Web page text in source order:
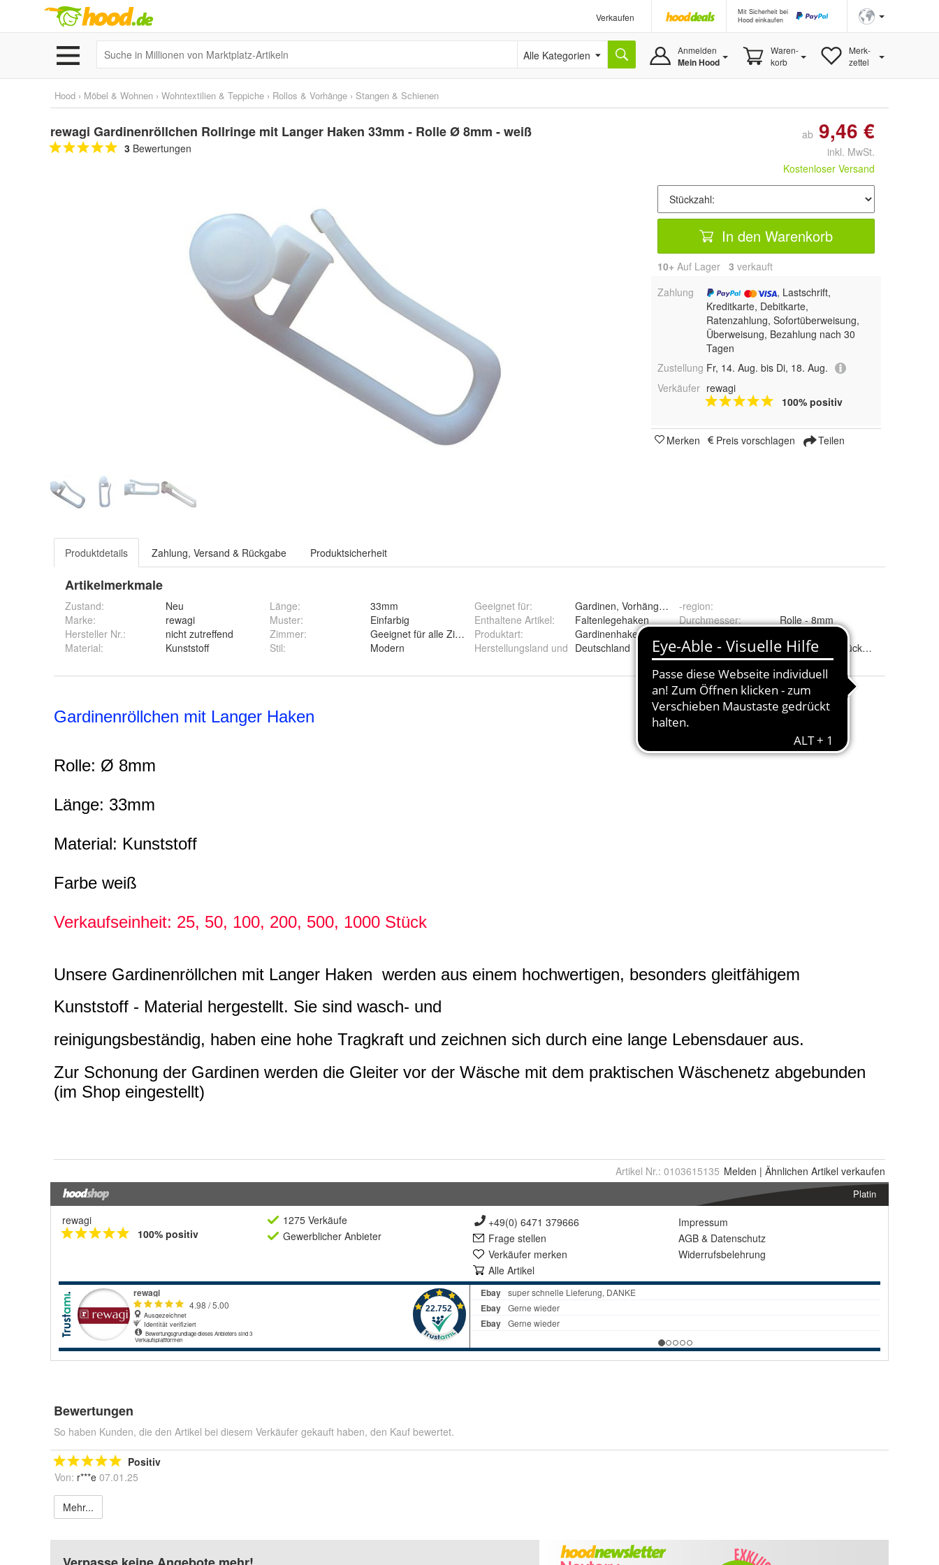
Verkaufen
Mit Sicherheit bei
Hood einkaufen
Alle Kategorien Anmelden
Mein Hood
Waren-
korb
Merk-
zettel
Hood › Möbel & Wohnen › Wohntextilien & Teppiche › Rollos & Vorhänge › Stangen & Schienen
rewagi Gardinenröllchen Rollringe mit Langer Haken 33mm - Rolle Ø 8mm - weiß
3 Bewertungen
ab 9,46 €
inkl. MwSt.
Kostenloser Versand
In den Warenkorb
10+ Auf Lager 3 verkauft
Zahlung
, Lastschrift,
Kreditkarte, Debitkarte,
Ratenzahlung, Sofortüberweisung,
Überweisung, Bezahlung nach 30
Tagen
Zustellung Fr, 14. Aug. bis Di, 18. Aug.
Verkäufer rewagi
100% positiv
Merken Preis vorschlagen Teilen
Produktdetails Zahlung, Versand & Rückgabe Produktsicherheit
Artikelmerkmale
Zustand:
Neu
Marke:
rewagi
Hersteller Nr.:
nicht zutreffend
Material: Kunststoff
Länge:
33mm
Muster:
Einfarbig
Zimmer:
Geeignet für alle Zimmer
Stil: Modern
Geeignet für:
Gardinen, Vorhänge, Flächenvorhänge
Enthaltene Artikel:
Faltenlegehaken
Produktart:
Gardinenhaken,Garadinengleiter,Faltenlegehaken
Herstellungsland und
-region:
Deutschland
Durchmesser:
Rolle - 8mm
Stückzahl
Artikel Nr.: 0103615135 Melden | Ähnlichen Artikel verkaufen
Platin
rewagi
100% positiv
1275 Verkäufe
Gewerblicher Anbieter
+49(0) 6471 379666
Frage stellen
Verkäufer merken
Alle Artikel
Impressum
AGB & Datenschutz
Widerrufsbelehrung
Bewertungen
So haben Kunden, die den Artikel bei diesem Verkäufer gekauft haben, den Kauf bewertet.
Positiv
Von: r***e 07.01.25
Mehr...